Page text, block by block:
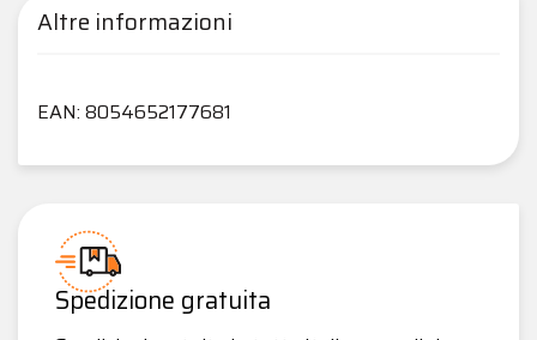
Altre informazioni
EAN: 8054652177681
Spedizione gratuita